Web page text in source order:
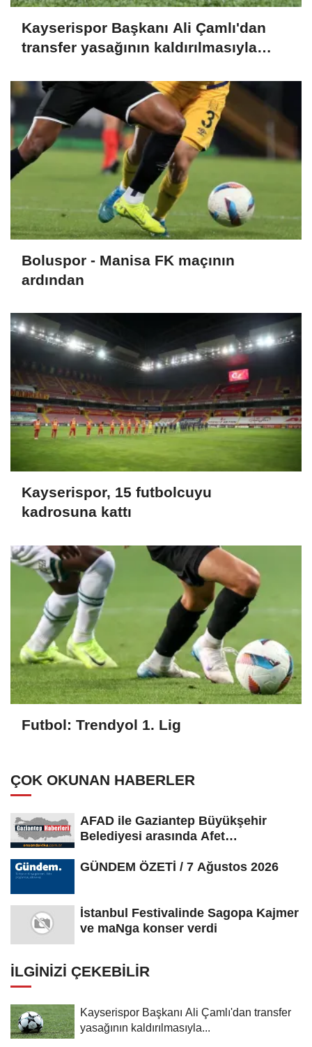
Kayserispor Başkanı Ali Çamlı'dan
transfer yasağının kaldırılmasıyla
Boluspor - Manisa FK maçının
ardından
Kayserispor, 15 futbolcuyu
kadrosuna kattı
Futbol: Trendyol 1. Lig
ÇOK OKUNAN HABERLER
AFAD ile Gaziantep Büyükşehir
Belediyesi arasında Afet
GÜNDEM ÖZETİ / 7 Ağustos 2026
İstanbul Festivalinde Sagopa Kajmer
ve maNga konser verdi
İLGINIZI ÇEKEBILIR
Kayserispor Başkanı Ali Çamlı'dan transfer
yasağının kaldırılmasıyla...